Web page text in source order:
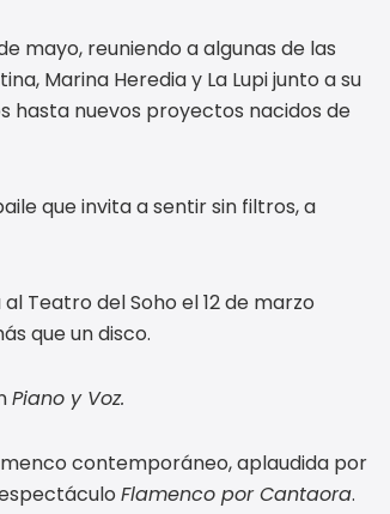
mayo, reuniendo a algunas de las
Marina Heredia y La Lupi junto a su
hasta nuevos proyectos nacidos de
que invita a sentir sin filtros, a
Teatro del Soho el 12 de marzo
que un disco.
Piano y Voz.
contemporáneo, aplaudida por
Flamenco por Cantaora.